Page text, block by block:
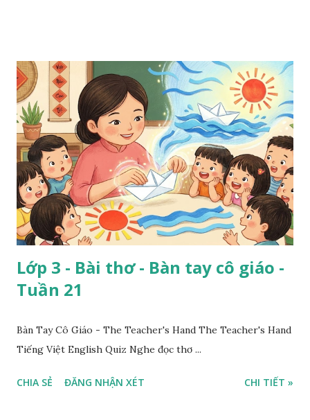
Lớp 3 - Bài thơ - Bàn tay cô giáo -
Tuần 21
Bàn Tay Cô Giáo - The Teacher's Hand The Teacher's Hand
Tiếng Việt English Quiz Nghe đọc thơ ...
CHIA SẺ ĐĂNG NHẬN XÉT CHI TIẾT »